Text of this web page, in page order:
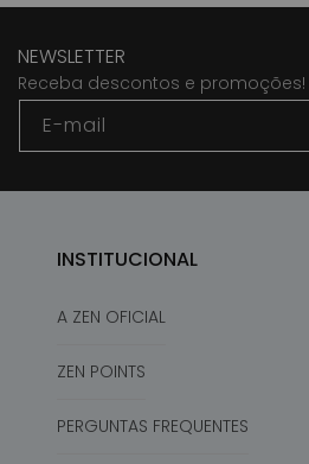
NEWSLETTER
Receba descontos e promoções!
E-mail
INSTITUCIONAL
A ZEN OFICIAL
ZEN POINTS
PERGUNTAS FREQUENTES